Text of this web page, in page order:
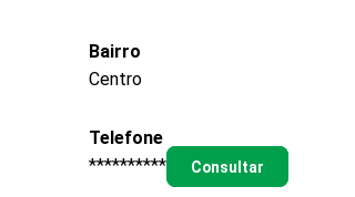
Bairro
Centro
Telefone
**********
Consultar